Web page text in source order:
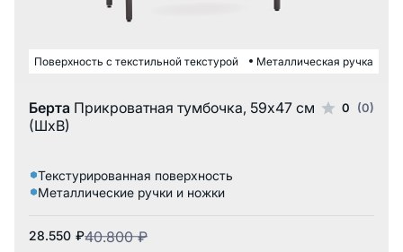
Поверхность с текстильной текстурой Металлическая ручка
Берта Прикроватная тумбочка, 59x47 см
(ШxВ)
0 (0)
Текстурированная поверхность
Металлические ручки и ножки
40.800 ₽
28.550 ₽